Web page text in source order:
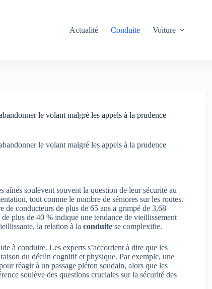
Actualité Conduite Voiture
le volant malgré les appels à la prudence
le volant malgré les appels à la prudence
aînés soulèvent souvent la question de leur sécurité au
tout comme le nombre de séniores sur les routes.
de conducteurs de plus de 65 ans a grimpé de 3,68
plus de 40 % indique une tendance de vieillissement
la relation à la conduite se complexifie.
à conduire. Les experts s’accordent à dire que les
du déclin cognitif et physique. Par exemple, une
réagir à un passage piéton soudain, alors que les
soulève des questions cruciales sur la sécurité des